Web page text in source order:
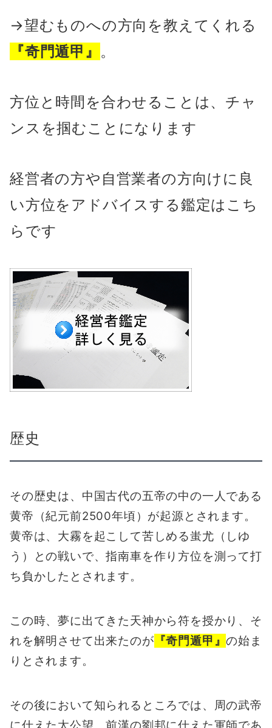
→望むものへの方向を教えてくれる
『奇門遁甲』 。
方位と時間を合わせることは、チャ
ンスを掴むことになります
経営者の方や自営業者の方向けに良
い方位をアドバイスする鑑定はこち
らです
歴史
その歴史は、中国古代の五帝の中の一人である
黄帝（紀元前2500年頃）が起源とされます。
黄帝は、大霧を起こして苦しめる蚩尤（しゆ
う）との戦いで、指南車を作り方位を測って打
ち負かしたとされます。
この時、夢に出てきた天神から符を授かり、そ
れを解明させて出来たのが 『奇門遁甲』の始ま
りとされます。
その後において知られるところでは、周の武帝
に仕えた太公望、前漢の劉邦に仕えた軍師であ